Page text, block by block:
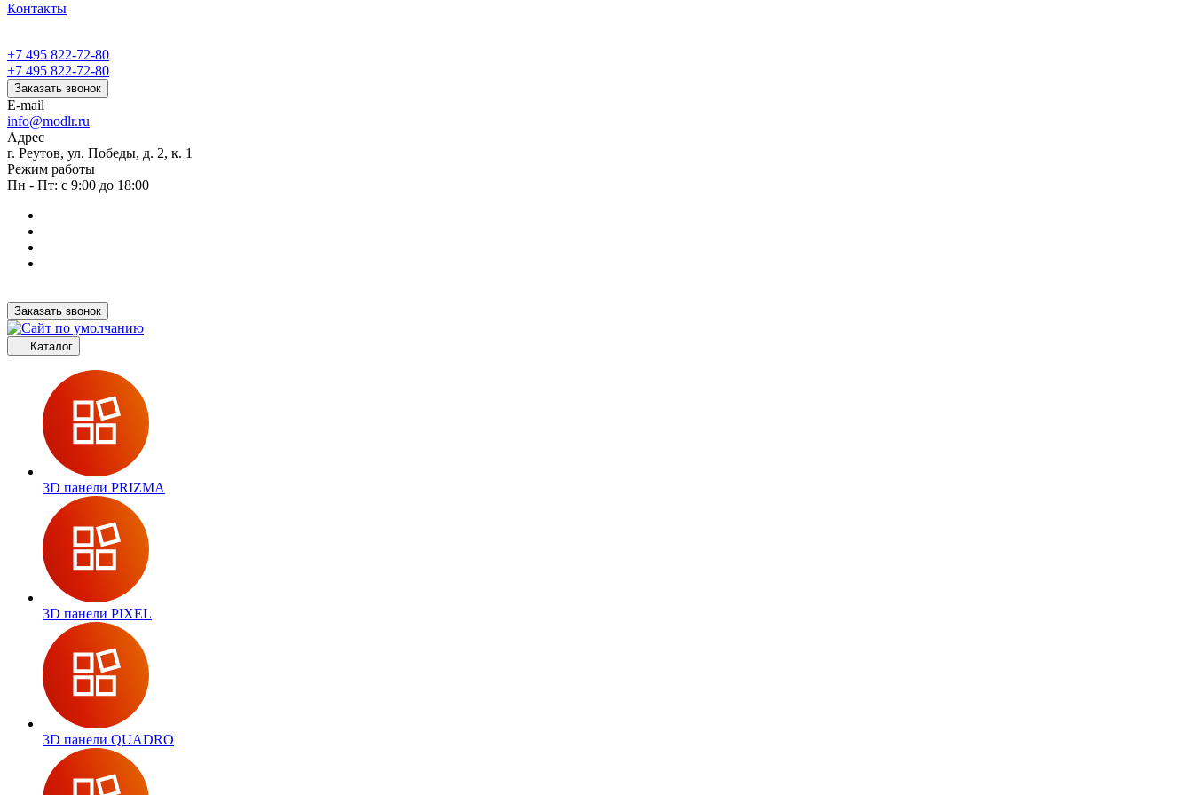
Контакты
+7 495 822-72-80
+7 495 822-72-80
Заказать звонок
E-mail
info@modlr.ru
Адрес
г. Реутов, ул. Победы, д. 2, к. 1
Режим работы
Пн - Пт: с 9:00 до 18:00
Заказать звонок
Каталог
3D панели PRIZMA
3D панели PIXEL
3D панели QUADRO